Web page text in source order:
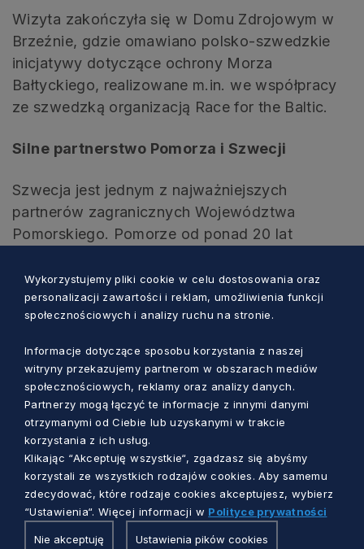
Wizyta zakończyła się w Domu Zdrojowym w
Brzeźnie, gdzie omawiano polsko-szwedzkie
inicjatywy dotyczące ochrony Morza
Bałtyckiego, realizowane m.in. we współpracy
ze szwedzką organizacją Race for the Baltic.
Silne partnerstwo Pomorza i Szwecji
Szwecja jest jednym z najważniejszych
partnerów zagranicznych Województwa
Pomorskiego. Pomorze od ponad 20 lat
Blekinge, Kronoberg oraz Kalmar. Partnerstwo
obejmuje m.in. rozwój gospodarczy,
współpracę naukową i edukacyjną, ochronę
środowiska oraz inicjatywy społeczne.
Współpraca rozwijana jest także w ramach
Europejskiego Ugrupowania Współpracy
Terytorialnej Euroregion Bałtyk orazBaltic Sea
States Subregional Cooperation
(BSSSC), które
integrują regiony państw basenu Morza
Bałtyckiego i wspierają realizację wspólnych
projektów rozwojowych.
Wykorzystujemy pliki cookie w celu dostosowania oraz
personalizacji zawartości i reklam, umożliwienia funkcji
społecznościowych i analizy ruchu na stronie.
Informacje dotyczące sposobu korzystania z naszej
witryny przekazujemy partnerom w obszarach mediów
społecznościowych, reklamy oraz analizy danych.
Partnerzy mogą łączyć te informacje z innymi danymi
otrzymanymi od Ciebie lub uzyskanymi w trakcie
korzystania z ich usług.
Klikając “Akceptuję wszystkie“, zgadzasz się abyśmy
korzystali ze wszystkich rodzajów cookies. Aby samemu
zdecydować, które rodzaje cookies akceptujesz, wybierz
“Ustawienia“. Więcej informacji w Polityce prywatności
Nie akceptuję Ustawienia pików cookies